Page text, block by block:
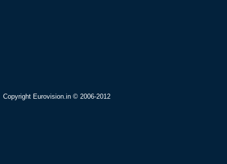
Copyright Eurovision.in © 2006-2012